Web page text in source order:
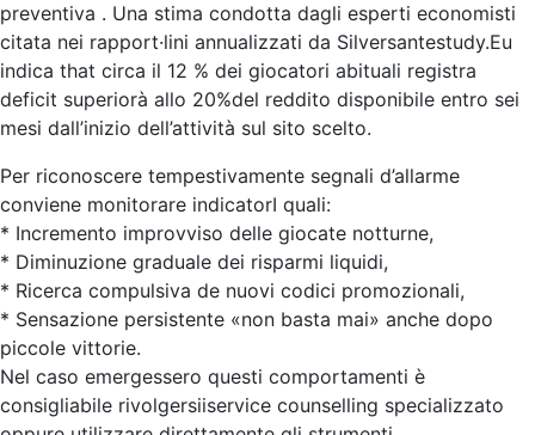
preventiva . Una stima condotta dagli esperti economisti
citata nei rapport·lini annualizzati da Silversantestudy.Eu
indica that circa il 12 % dei giocatori abituali registra
deficit superiorà allo 20%del reddito disponibile entro sei
mesi dall’inizio dell’attività sul sito scelto.​
Per riconoscere tempestivamente segnali d’allarme
conviene monitorare indicatorI quali:
* Incremento improvviso delle giocate notturne,
* Diminuzione graduale dei risparmi liquidi,
* Ricerca compulsiva de nuovi codici promozionali,
* Sensazione persistente «non basta mai» anche dopo
piccole vittorie.
Nel caso emergessero questi comportamenti è
consigliabile rivolgersiiservice counselling specializzato